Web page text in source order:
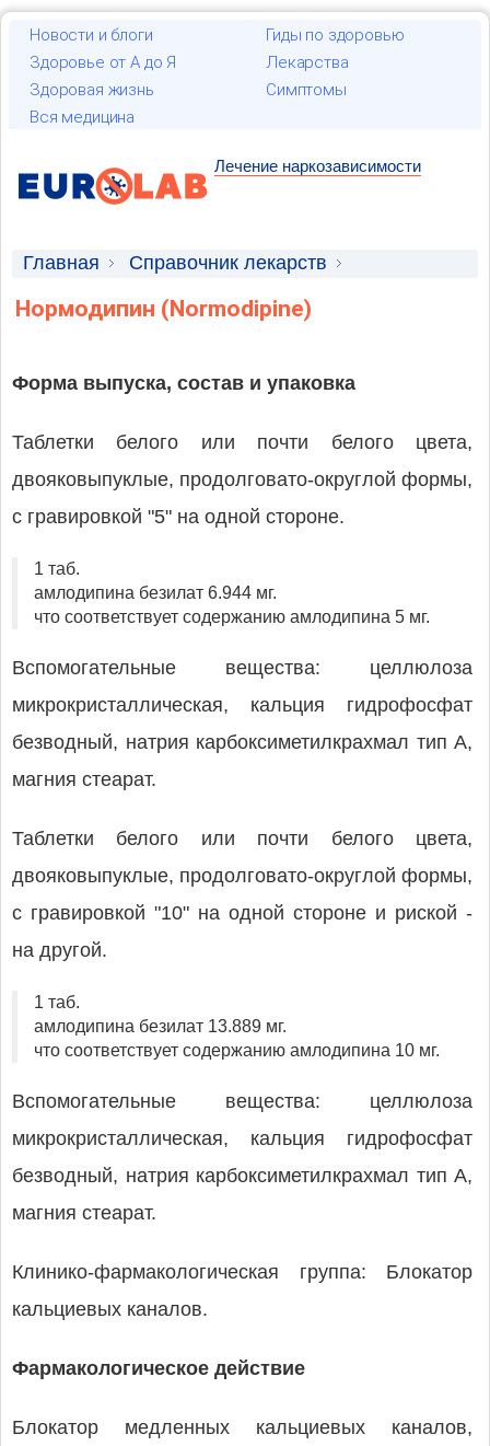
Новости и блоги
Гиды по здоровью
Здоровье от А до Я
Лекарства
Здоровая жизнь
Симптомы
Вся медицина
Лечение наркозависимости
Главная
Справочник лекарств
Лекарственные средства
Нормодипин (Normodipine)
Форма выпуска, состав и упаковка
Таблетки белого или почти белого цвета,
двояковыпуклые, продолговато-округлой формы,
с гравировкой "5" на одной стороне.
1 таб.
амлодипина безилат 6.944 мг.
что соответствует содержанию амлодипина 5 мг.
Вспомогательные вещества: целлюлоза
микрокристаллическая, кальция гидрофосфат
безводный, натрия карбоксиметилкрахмал тип А,
магния стеарат.
Таблетки белого или почти белого цвета,
двояковыпуклые, продолговато-округлой формы,
с гравировкой "10" на одной стороне и риской -
на другой.
1 таб.
амлодипина безилат 13.889 мг.
что соответствует содержанию амлодипина 10 мг.
Вспомогательные вещества: целлюлоза
микрокристаллическая, кальция гидрофосфат
безводный, натрия карбоксиметилкрахмал тип А,
магния стеарат.
Клинико-фармакологическая группа: Блокатор
кальциевых каналов.
Фармакологическое действие
Блокатор медленных кальциевых каналов,